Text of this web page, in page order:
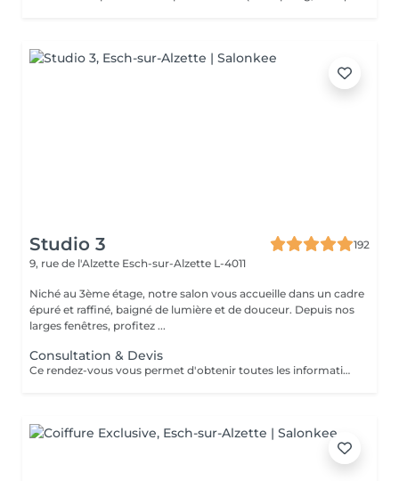
Studio 3
192
9, rue de l'Alzette Esch-sur-Alzette L-4011
Niché au 3ème étage, notre salon vous accueille dans un cadre
épuré et raffiné, baigné de lumière et de douceur. Depuis nos
larges fenêtres, profitez ...
Consultation & Devis
Ce rendez-vous vous permet d'obtenir toutes les informations nécessaires avant votre prestation : - conseils personnalisés - étude de vos besoins - diagnostic du cheveu Le montant de la consultation sera déduit de votre prestation finale si vous réservez immédiatement après ce rendez-vous.